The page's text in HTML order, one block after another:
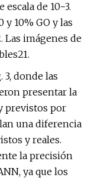
de 10−3.
10% GO y las
imágenes de
3, donde las
presentar la
previstos por
una diferencia
y reales.
la precisión
ya que los